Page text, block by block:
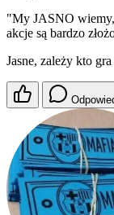
"My JASNO wiemy,
akcje są bardzo
Jasne, zależy kto gra